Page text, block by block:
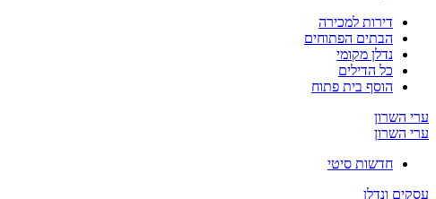
דירות למכירה
הבתים הפתוחים
נדלן מקומי
כל הדילים
הוסף בית פתוח
ערי השרון
ערי השרון
חדשות סיטי
עסקים ונדלן